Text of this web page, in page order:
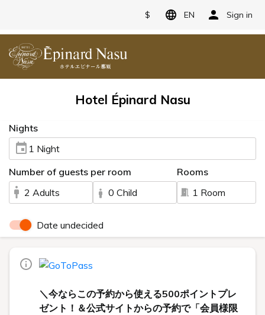
$ EN Sign in
Hotel Épinard Nasu
Nights
1 Night
Number of guests per room
2 Adults
0 Child
Rooms
1 Room
Date undecided
＼今ならこの予約から使える500ポイントプレ
ゼント！＆公式サイトからの予約で「会員様限